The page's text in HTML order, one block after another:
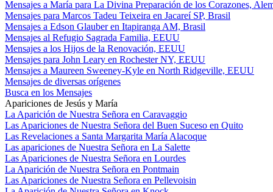
Mensajes a María para La Divina Preparación de los Corazones,
Mensajes para Marcos Tadeu Teixeira en Jacareí SP, Brasil
Mensajes a Edson Glauber en Itapiranga AM, Brasil
Mensajes al Refugio Sagrada Familia, EEUU
Mensajes a los Hijos de la Renovación, EEUU
Mensajes para John Leary en Rochester NY, EEUU
Mensajes a Maureen Sweeney-Kyle en North Ridgeville, EEUU
Mensajes de diversas orígenes
Busca en los Mensajes
Apariciones de Jesús y María
La Aparición de Nuestra Señora en Caravaggio
Las Apariciones de Nuestra Señora del Buen Suceso en Quito
Las Revelaciones a Santa Margarita María Alacoque
Las apariciones de Nuestra Señora en La Salette
Las Apariciones de Nuestra Señora en Lourdes
La Aparición de Nuestra Señora en Pontmain
Las Apariciones de Nuestra Señora en Pellevoisin